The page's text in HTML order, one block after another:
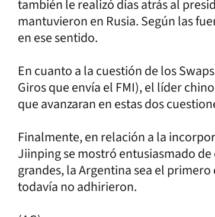
también le realizó días atrás al
mantuvieron en Rusia. Según las
en ese sentido.
En cuanto a la cuestión de los
Giros que envía el FMI), el líder
que avanzaran en estas dos
Finalmente, en relación a la
Jiinping se mostró entusiasmado
grandes, la Argentina sea el
todavía no adhirieron.